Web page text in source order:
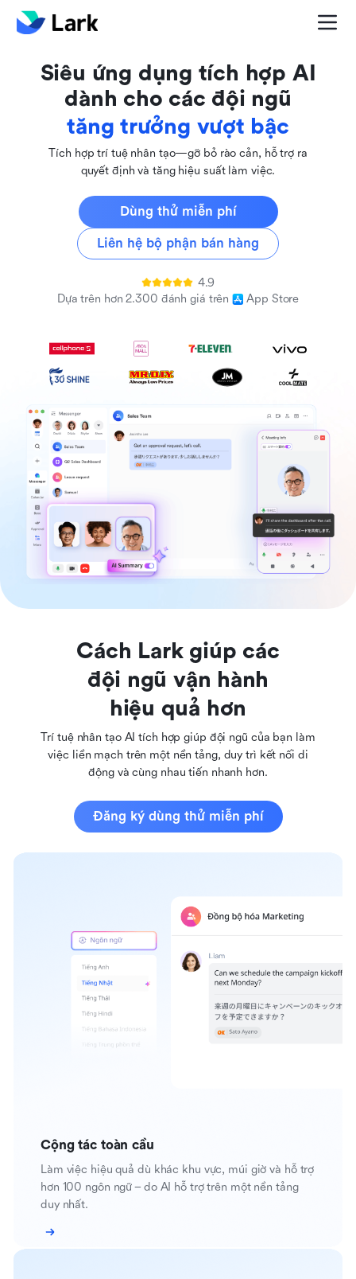
Siêu ứng dụng tích hợp AI
dành cho các đội ngũ
sáng tạo
hòa nhập
tăng trưởng vượt bậc
Tích hợp trí tuệ nhân tạo—gỡ bỏ rào cản, hỗ trợ ra
quyết định và tăng hiệu suất làm việc.
Dùng thử miễn phí
Liên hệ bộ phận bán hàng
4.9
Dựa trên hơn 2.300 đánh giá trên
App Store
Cách Lark giúp các
đội ngũ vận hành
hiệu quả hơn
Trí tuệ nhân tạo AI tích hợp giúp đội ngũ của bạn làm
việc liền mạch trên một nền tảng, duy trì kết nối di
động và cùng nhau tiến nhanh hơn.
Đăng ký dùng thử miễn phí
Cộng tác toàn cầu
Làm việc hiệu quả dù khác khu vực, múi giờ và hỗ trợ
hơn 100 ngôn ngữ – do AI hỗ trợ trên một nền tảng
duy nhất.